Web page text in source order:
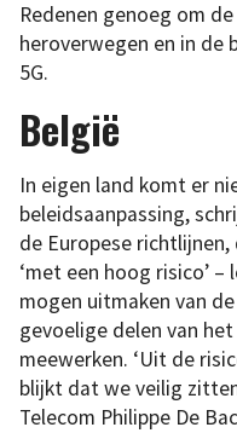
Redenen genoeg om
heroverwegen en in de
5G.
België
In eigen land komt er
beleidsaanpassing,
de Europese
‘met een hoog risico’
mogen uitmaken van de
gevoelige delen van
meewerken. ‘Uit de
blijkt dat we veilig
Telecom Philippe De